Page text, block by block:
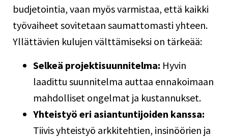
budjetointia, vaan myös varmistaa, että kaikki
työvaiheet sovitetaan saumattomasti yhteen.
Yllättävien kulujen välttämiseksi on tärkeää:
Selkeä projektisuunnitelma: Hyvin
laadittu suunnitelma auttaa ennakoimaan
mahdolliset ongelmat ja kustannukset.
Yhteistyö eri asiantuntijoiden kanssa:
Tiivis yhteistyö arkkitehtien, insinöörien ja